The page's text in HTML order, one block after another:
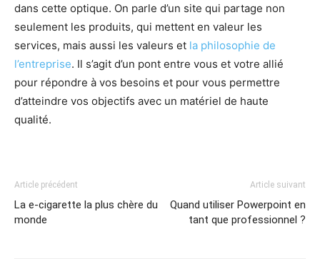
dans cette optique. On parle d’un site qui partage non
seulement les produits, qui mettent en valeur les
services, mais aussi les valeurs et la philosophie de
l’entreprise. Il s’agit d’un pont entre vous et votre allié
pour répondre à vos besoins et pour vous permettre
d’atteindre vos objectifs avec un matériel de haute
qualité.
Article précédent
La e-cigarette la plus chère du
monde
Article suivant
Quand utiliser Powerpoint en
tant que professionnel ?